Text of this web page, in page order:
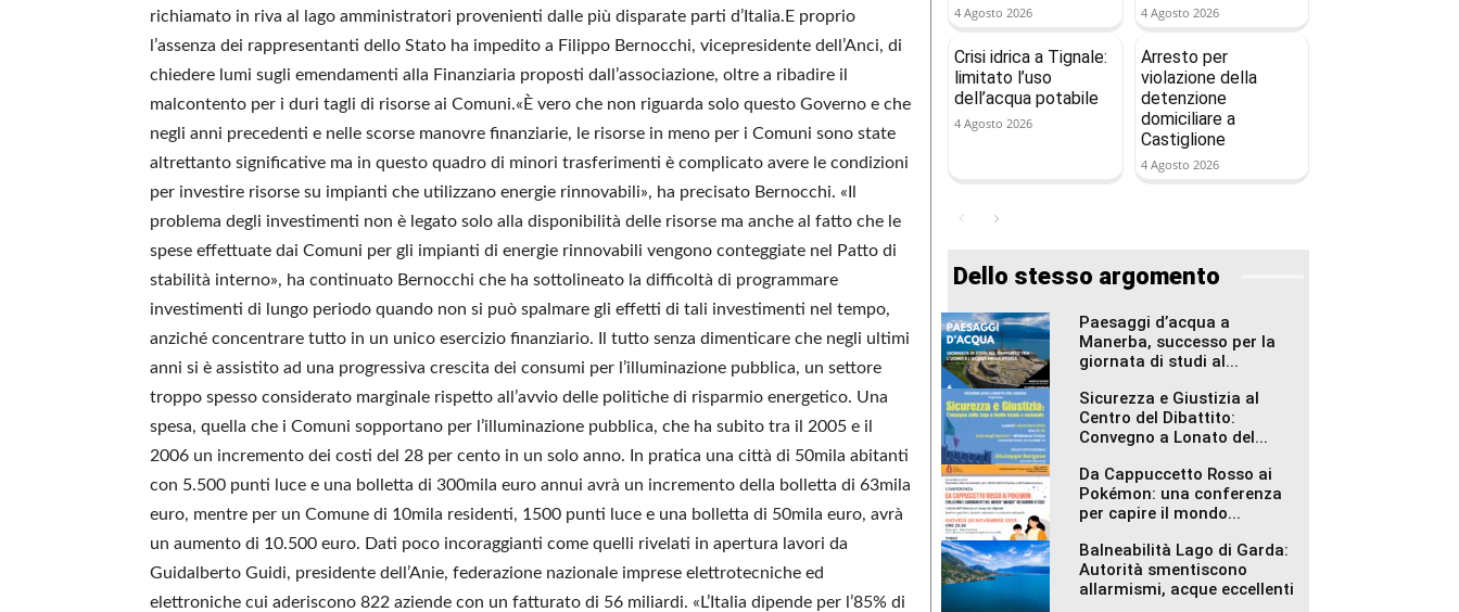
richiamato in riva al lago amministratori provenienti dalle più disparate parti d’Italia.E proprio
l’assenza dei rappresentanti dello Stato ha impedito a Filippo Bernocchi, vicepresidente dell’Anci, di
chiedere lumi sugli emendamenti alla Finanziaria proposti dall’associazione, oltre a ribadire il
malcontento per i duri tagli di risorse ai Comuni.«È vero che non riguarda solo questo Governo e che
negli anni precedenti e nelle scorse manovre finanziarie, le risorse in meno per i Comuni sono state
altrettanto significative ma in questo quadro di minori trasferimenti è complicato avere le condizioni
per investire risorse su impianti che utilizzano energie rinnovabili», ha precisato Bernocchi. «Il
problema degli investimenti non è legato solo alla disponibilità delle risorse ma anche al fatto che le
spese effettuate dai Comuni per gli impianti di energie rinnovabili vengono conteggiate nel Patto di
stabilità interno», ha continuato Bernocchi che ha sottolineato la difficoltà di programmare
investimenti di lungo periodo quando non si può spalmare gli effetti di tali investimenti nel tempo,
anziché concentrare tutto in un unico esercizio finanziario. Il tutto senza dimenticare che negli ultimi
anni si è assistito ad una progressiva crescita dei consumi per l’illuminazione pubblica, un settore
troppo spesso considerato marginale rispetto all’avvio delle politiche di risparmio energetico. Una
spesa, quella che i Comuni sopportano per l’illuminazione pubblica, che ha subito tra il 2005 e il
2006 un incremento dei costi del 28 per cento in un solo anno. In pratica una città di 50mila abitanti
con 5.500 punti luce e una bolletta di 300mila euro annui avrà un incremento della bolletta di 63mila
euro, mentre per un Comune di 10mila residenti, 1500 punti luce e una bolletta di 50mila euro, avrà
un aumento di 10.500 euro. Dati poco incoraggianti come quelli rivelati in apertura lavori da
Guidalberto Guidi, presidente dell’Anie, federazione nazionale imprese elettrotecniche ed
elettroniche cui aderiscono 822 aziende con un fatturato di 56 miliardi. «L’Italia dipende per l’85% di
4 Agosto 2026 4 Agosto 2026
Crisi idrica a Tignale:
limitato l’uso
dell’acqua potabile
4 Agosto 2026
Arresto per
violazione della
detenzione
domiciliare a
Castiglione
4 Agosto 2026
Dello stesso argomento
Paesaggi d’acqua a
Manerba, successo per la
giornata di studi al...
Sicurezza e Giustizia al
Centro del Dibattito:
Convegno a Lonato del...
Da Cappuccetto Rosso ai
Pokémon: una conferenza
per capire il mondo...
Balneabilità Lago di Garda:
Autorità smentiscono
allarmismi, acque eccellenti